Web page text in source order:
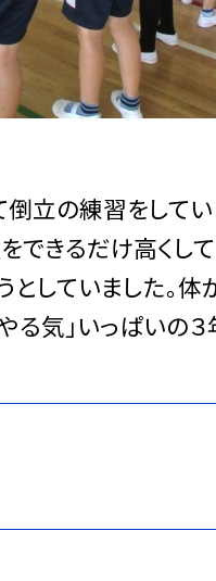
倒立の練習をして
できるだけ高くし
としていました。
る気」いっぱいの３